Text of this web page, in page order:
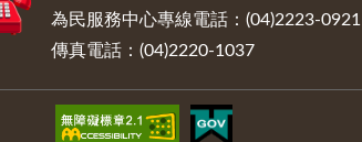
為民服務中心專線電話：(04)2223-0921
傳真電話：(04)2220-1037